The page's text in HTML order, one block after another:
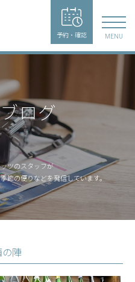
予約・確認 MENU
ログ
ツのスタッフが
節の便りなどを発信しています。
の陣